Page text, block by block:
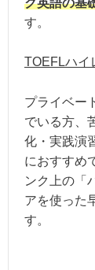
オンライ
す。
TOEFLハイ
プライベー
でいる方、
化・実践演
におすすめ
ンク上の「
アを使った
す。